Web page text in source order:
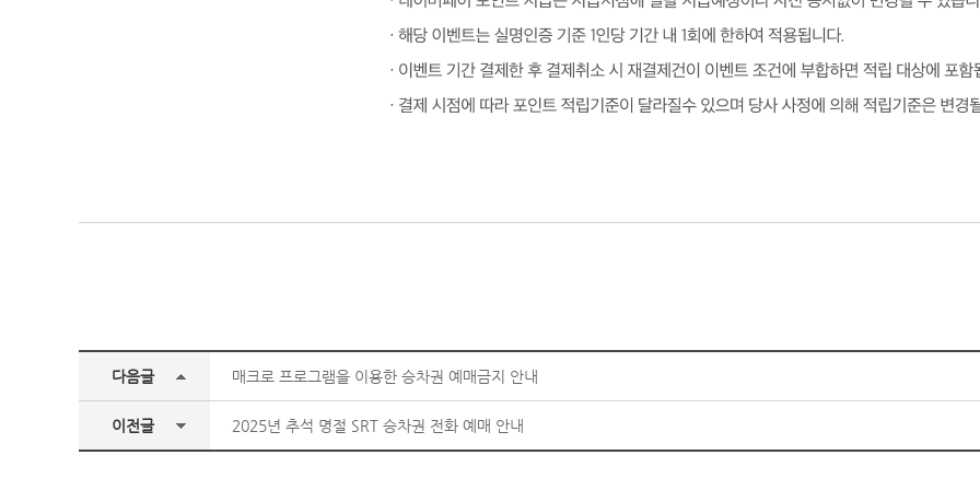
다음글 매크로 프로그램을 이용한 승차권 예매금지 안내
이전글 2025년 추석 명절 SRT 승차권 전화 예매 안내